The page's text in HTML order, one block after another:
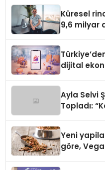
Küresel
9,6 milyar
dijital
Ayla Selvi
Topladı:
Yeni
göre,